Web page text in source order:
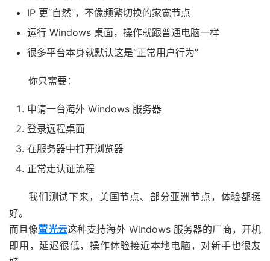
IP 更“自然”，不像频繁切换的家宽节点
运行 Windows 桌面，操作就跟普通电脑一样
很多平台本身就默认这是“正常用户行为”
你只需要：
申请一台海外 Windows 服务器
登录远程桌面
在服务器中打开浏览器
正常走认证流程
我们测试下来，美国节点、部分亚洲节点，体验都挺
好。
而且像萤光云这种支持海外 Windows 服务器的厂商，开机
即用，延迟很低，操作体验接近本地电脑，对新手也很友